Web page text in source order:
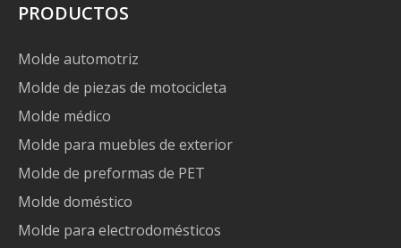
PRODUCTOS
Molde automotriz
Molde de piezas de motocicleta
Molde médico
Molde para muebles de exterior
Molde de preformas de PET
Molde doméstico
Molde para electrodomésticos